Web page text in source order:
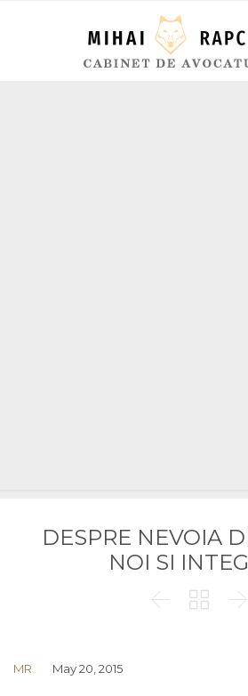
DESPRE NEVOIA
NOI SI
  
MR May 20, 2015